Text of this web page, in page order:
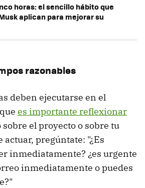
horas: el sencillo hábito que
aplican para mejorar su
razonables
deben ejecutarse en el
es importante reflexionar
el proyecto o sobre tu
actuar, pregúntate: "¿Es
inmediatamente? ¿es urgente
inmediatamente o puedes